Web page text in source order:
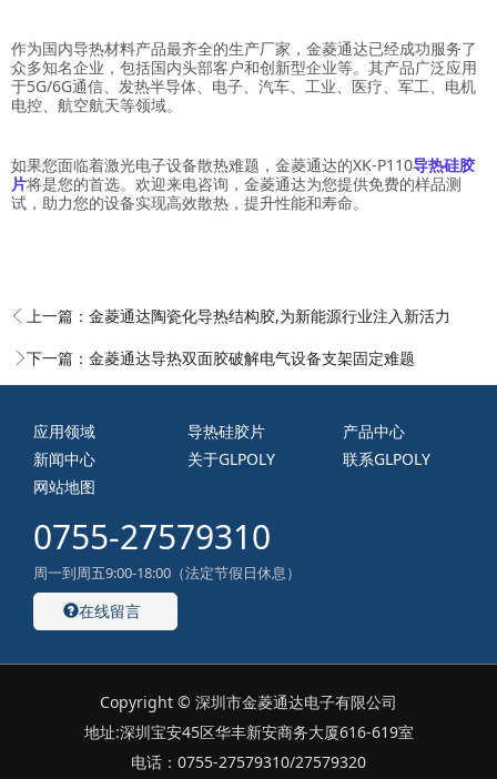
作为国内导热材料产品最齐全的生产厂家，金菱通达已经成功服务了
众多知名企业，包括国内头部客户和创新型企业等。其产品广泛应用
于5G/6G通信、发热半导体、电子、汽车、工业、医疗、军工、电机
电控、航空航天等领域。
如果您面临着激光电子设备散热难题，金菱通达的XK-P110导热硅胶
片将是您的首选。欢迎来电咨询，金菱通达为您提供免费的样品测
试，助力您的设备实现高效散热，提升性能和寿命。
上一篇： 金菱通达陶瓷化导热结构胶,为新能源行业注入新活力
下一篇： 金菱通达导热双面胶破解电气设备支架固定难题
应用领域 导热硅胶片
产品中心
新闻中心
关于GLPOLY
联系GLPOLY
网站地图
0755-27579310
周一到周五9:00-18:00（法定节假日休息）
在线留言
Copyright © 深圳市金菱通达电子有限公司
地址:深圳宝安45区华丰新安商务大厦616-619室
电话：0755-27579310/27579320